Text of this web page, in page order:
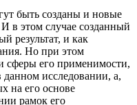
быть созданы и новые
в этом случае созданный
результат, и как
Но при этом
сферы его применимости,
данном исследовании, а,
на его основе
рамок его